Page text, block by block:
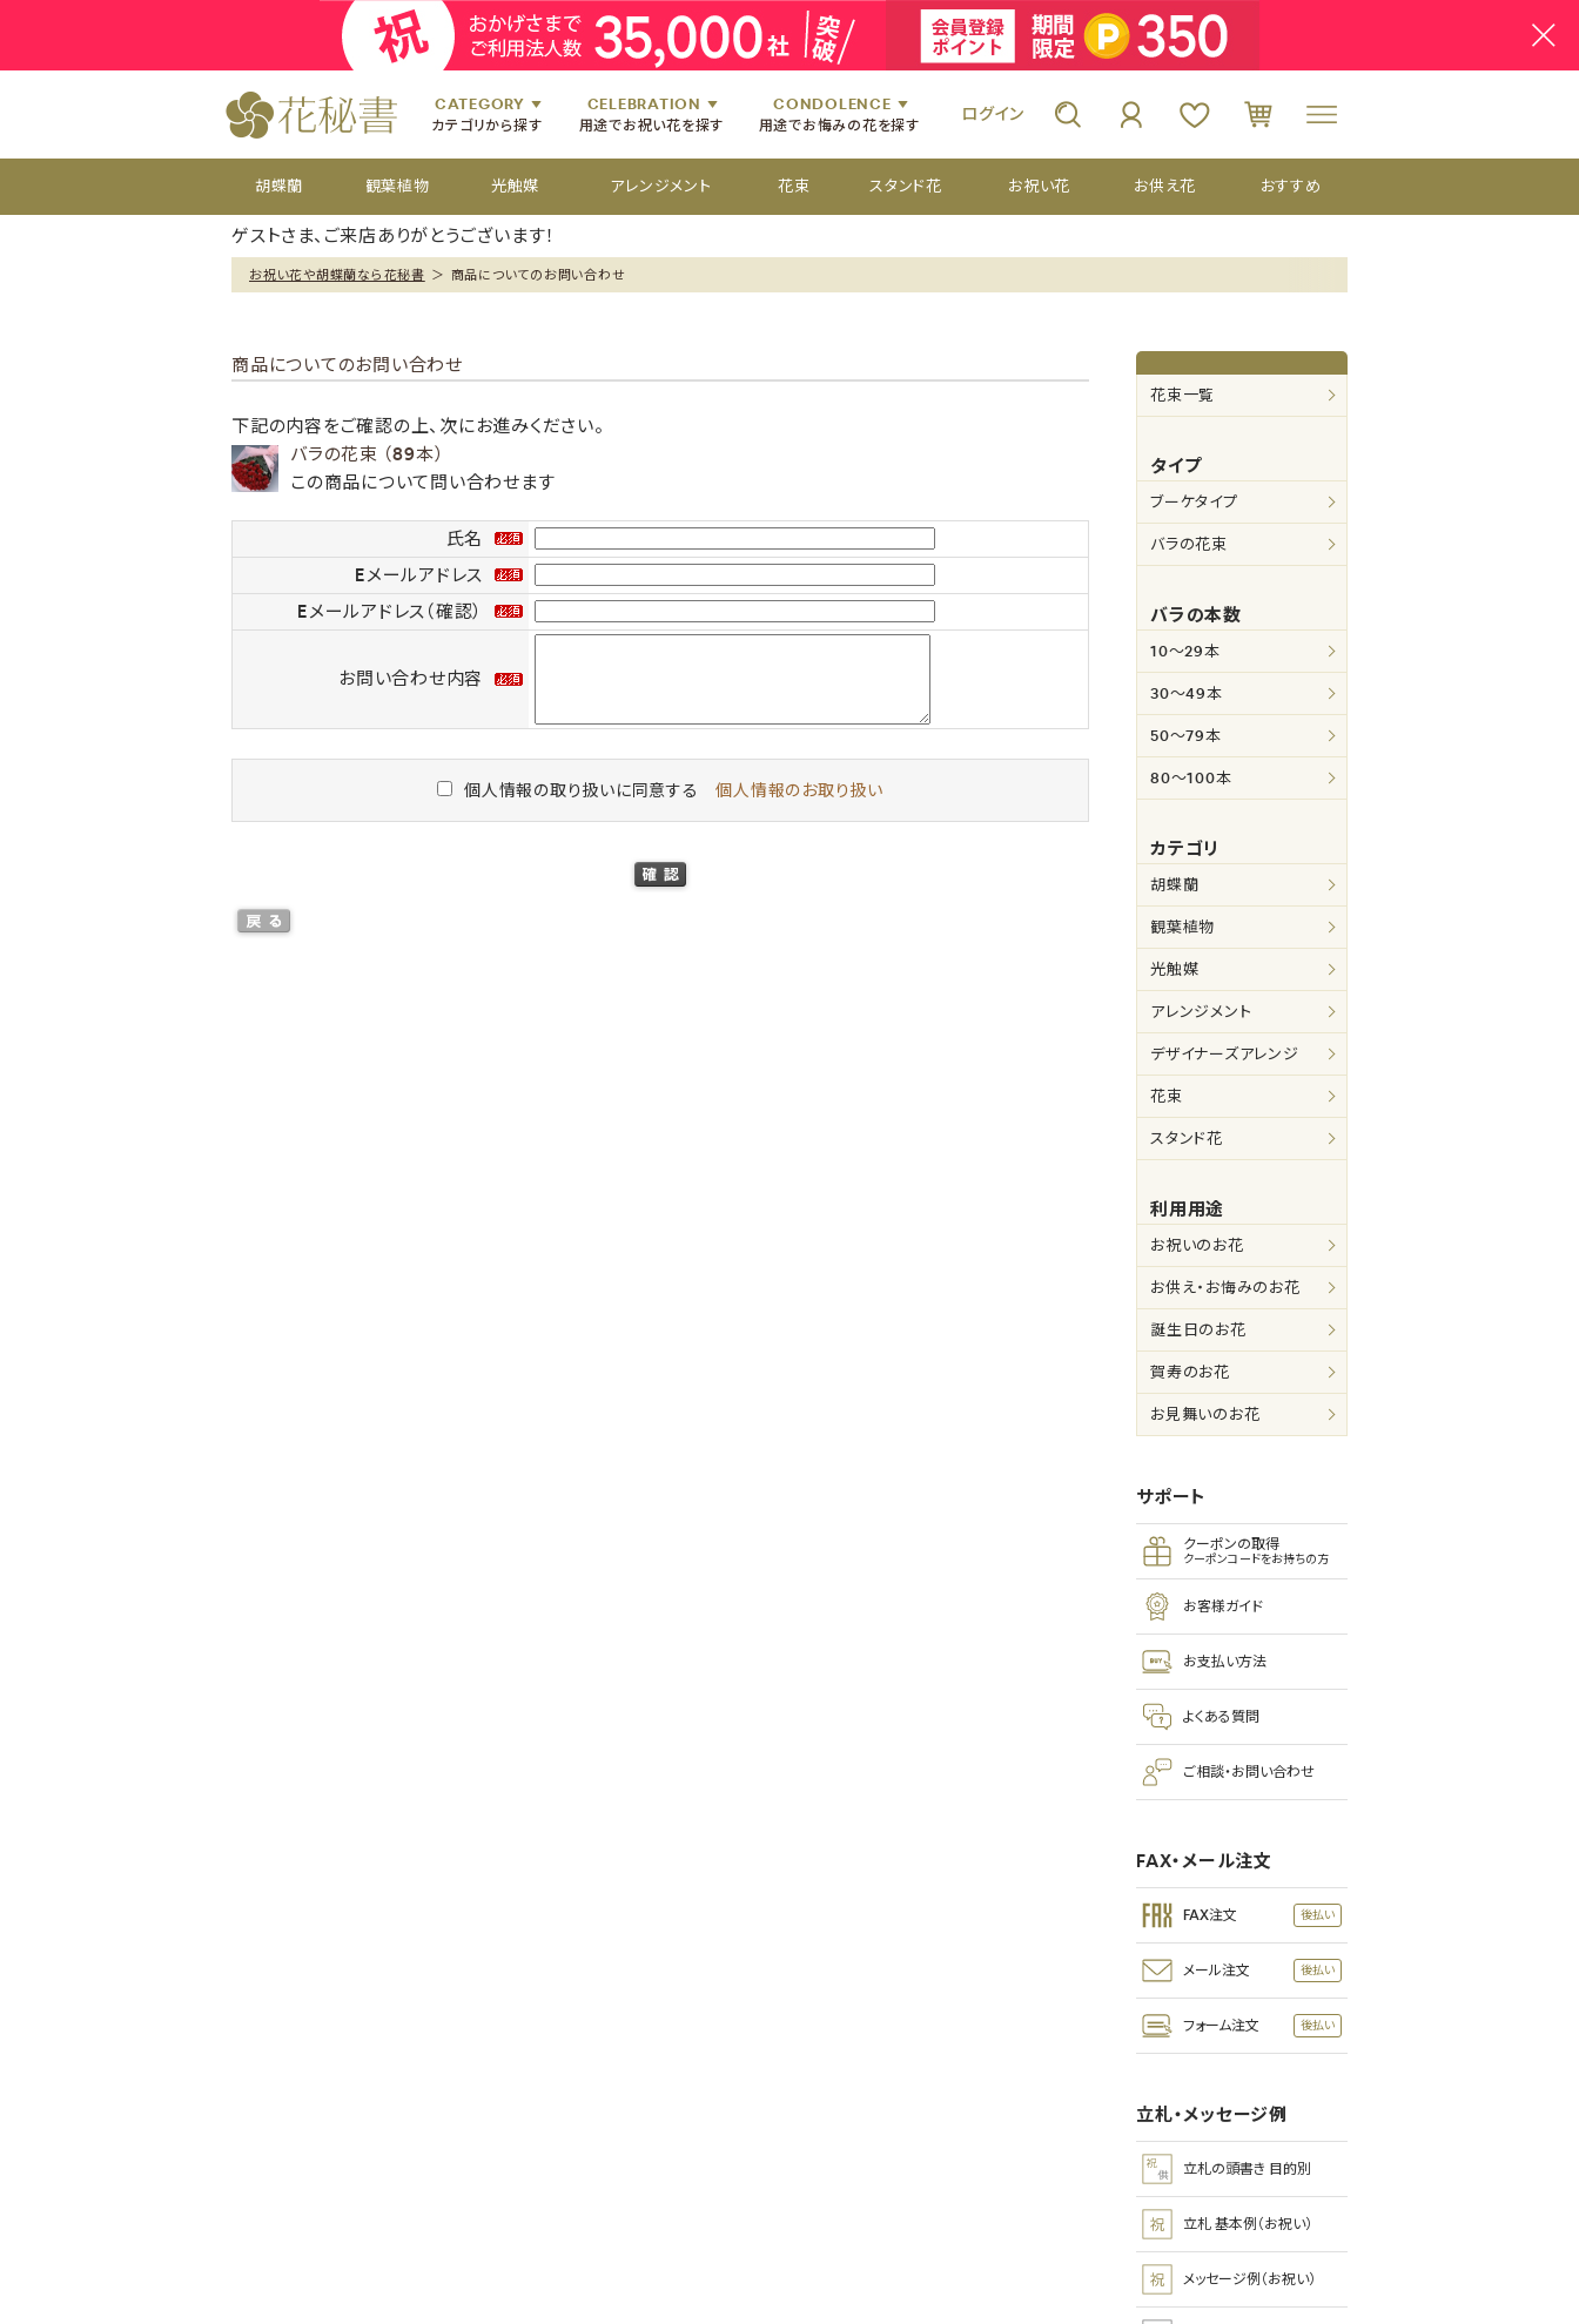
CATEGORY
カテゴリから探す
お祝い花
お供え花
おすすめ
CELEBRATION
用途でお祝い花を探す
開店祝いのお花
開設祝いのお花
楽屋見舞いのお花
個展・展覧会のお花
CONDOLENCE
用途でお悔みの花を探す
四十九日のお供え花
百か日のお供え花
お彼岸のお供え花
供花[通夜・葬儀・告別式]
ログイン
胡蝶蘭 観葉植物 光触媒 アレンジメント 花束 スタンド花 お祝い花 お供え花 おすすめ
ゲストさま、ご来店ありがとうございます！
お祝い花や胡蝶蘭なら花秘書 ＞ 商品についてのお問い合わせ
商品についてのお問い合わせ
下記の内容をご確認の上、次にお進みください。
バラの花束 （89本）
この商品について問い合わせます
氏名
Eメールアドレス
Eメールアドレス（確認）
お問い合わせ内容
個人情報の取り扱いに同意する 個人情報のお取り扱い
花束一覧
タイプ
ブーケタイプ
バラの花束
バラの本数
10～29本
30～49本
50～79本
80～100本
カテゴリ
胡蝶蘭
観葉植物
光触媒
アレンジメント
デザイナーズアレンジ
花束
スタンド花
利用用途
お祝いのお花
お供え・お悔みのお花
誕生日のお花
賀寿のお花
お見舞いのお花
サポート
クーポンの取得
クーポンコードをお持ちの方
お客様ガイド
お支払い方法
よくある質問
ご相談・お問い合わせ
FAX・メール注文
FAX注文
メール注文
フォーム注文
立札・メッセージ例
立札の頭書き 目的別
立札 基本例（お祝い）
メッセージ例（お祝い）